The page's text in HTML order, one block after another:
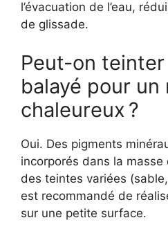
l’évacuation de l’eau,
de glissade.
Peut-on
balayé pour un
chaleureux ?
Oui. Des pigments
incorporés dans la
des teintes variées
est recommandé de
sur une petite surface.